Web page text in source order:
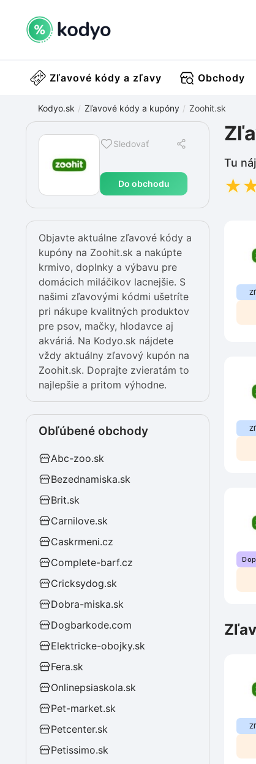
Zľavové kódy a zľavy Obchody
Kodyo.sk Zľavové kódy a kupóny Zoohit.sk
Sledovať
Do obchodu
Tu
★
Objavte aktuálne zľavové kódy a
kupóny na Zoohit.sk a nakúpte
krmivo, doplnky a výbavu pre
domácich miláčikov lacnejšie. S
našimi zľavovými kódmi ušetríte
pri nákupe kvalitných produktov
pre psov, mačky, hlodavce aj
akváriá. Na Kodyo.sk nájdete
vždy aktuálny zľavový kupón na
Zoohit.sk. Doprajte zvieratám to
najlepšie a pritom výhodne.
Obľúbené obchody
Abc-zoo.sk
Bezednamiska.sk
Brit.sk
Carnilove.sk
Caskrmeni.cz
Complete-barf.cz
Cricksydog.sk
Dobra-miska.sk
Dogbarkode.com
Elektricke-obojky.sk
Fera.sk
Onlinepsiaskola.sk
Pet-market.sk
Petcenter.sk
Petissimo.sk